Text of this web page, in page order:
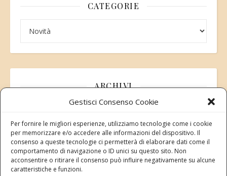
Gestisci Consenso Cookie
Per fornire le migliori esperienze, utilizziamo tecnologie come i cookie
per memorizzare e/o accedere alle informazioni del dispositivo. Il
consenso a queste tecnologie ci permetterà di elaborare dati come il
comportamento di navigazione o ID unici su questo sito. Non
acconsentire o ritirare il consenso può influire negativamente su alcune
caratteristiche e funzioni.
CATEGORIE
ARCHIVI
Modifica consenso